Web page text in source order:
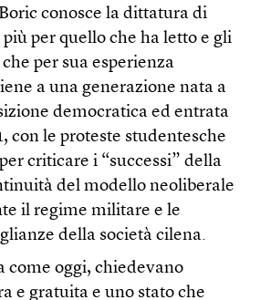
conosce la dittatura di
per quello che ha letto e gli
per sua esperienza
a una generazione nata a
democratica ed entrata
con le proteste studentesche
criticare i “successi” della
del modello neoliberale
il regime militare e le
della società cilena.
come oggi, chiedevano
e gratuita e uno stato che